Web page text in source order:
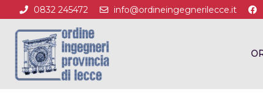
0832 245472 info@ordineingegnerilecce.it